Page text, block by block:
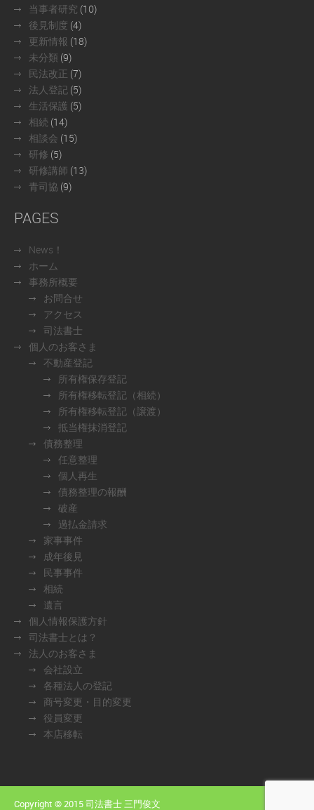
当事者研究 (10)
後見制度 (4)
更新情報 (18)
未分類 (9)
民法改正 (7)
法人登記 (5)
生活保護 (5)
相続 (14)
相談会 (15)
研修 (5)
研修講師 (13)
青司協 (9)
PAGES
News！
ホーム
事務所概要
お問合せ
アクセス
司法書士
個人のお客さま
不動産登記
所有権保存登記
所有権移転登記（相続）
所有権移転登記（譲渡）
抵当権抹消登記
債務整理
任意整理
個人再生
債務整理の報酬
破産
過払金請求
家事事件
成年後見
民事事件
相続
遺言
個人情報保護方針
司法書士とは？
法人のお客さま
会社設立
各種法人の登記
商号変更・目的変更
役員変更
本店移転
Copyright © 2015 司法書士 三門俊文